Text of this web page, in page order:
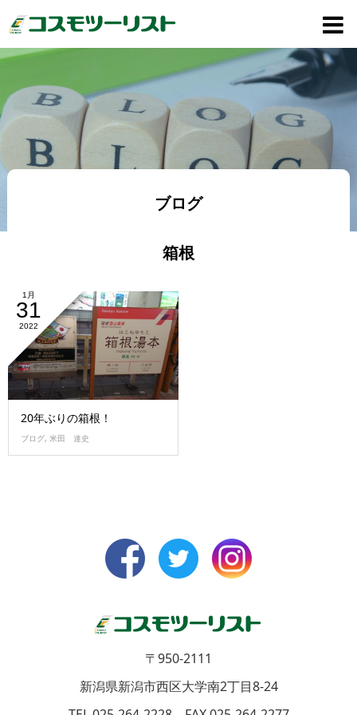
ブログ
箱根
1月
31
2022
20年ぶりの箱根！
ブログ, 米田 達史
〒950-2111
新潟県新潟市西区大学南2丁目8-24